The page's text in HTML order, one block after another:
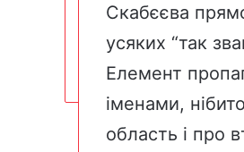
Скабєєва
усяких “так
Елемент
іменами,
область і про